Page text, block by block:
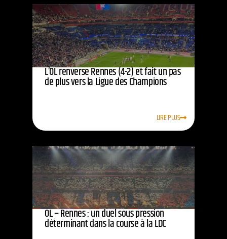
L’OL renverse Rennes (4-2) et fait un pas
de plus vers la Ligue des Champions
LIRE PLUS
OL – Rennes : un duel sous pression
déterminant dans la course à la LDC